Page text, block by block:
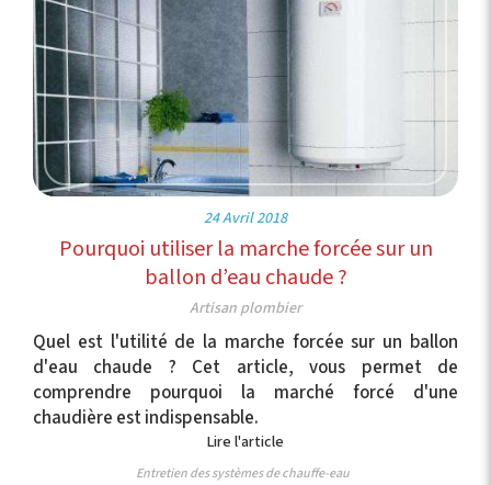
24 Avril 2018
Pourquoi utiliser la marche forcée sur un
ballon d’eau chaude ?
Artisan plombier
Quel est l'utilité de la marche forcée sur un ballon
d'eau chaude ? Cet article, vous permet de
comprendre pourquoi la marché forcé d'une
chaudière est indispensable.
Lire l'article
Entretien des systèmes de chauffe-eau